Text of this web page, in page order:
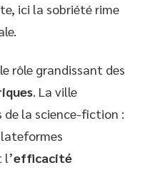
ici la sobriété rime
rôle grandissant des
. La ville
de la science-fiction :
efficacité